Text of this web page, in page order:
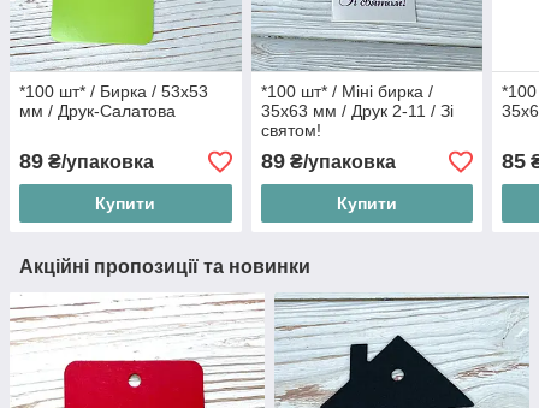
*100 шт* / Бирка / 53х53
мм / Друк-Салатова
89 ₴/упаковка
Купити
*100 шт* / Міні бирка /
35х63 мм / Друк 2-11 / Зі
святом!
89₴/упаковка
Купити
85
Акційні пропозиції та новинки